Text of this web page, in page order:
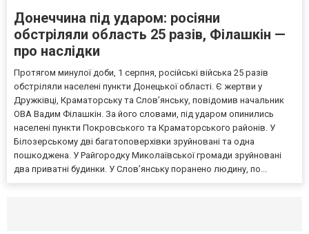
Донеччина під ударом: росіяни
обстріляли область 25 разів, Філашкін —
про наслідки
Протягом минулої доби, 1 серпня, російські війська 25 разів
обстріляли населені пункти Донецької області. Є жертви у
Дружківці, Краматорську та Слов’янську, повідомив начальник
ОВА Вадим Філашкін. За його словами, під ударом опинились
населені пункти Покровського та Краматорського районів. У
Білозерському дві багатоповерхівки зруйновані та одна
пошкоджена. У Райгородку Миколаївської громади зруйновані
два приватні будинки. У Слов’янську поранено людину, по...